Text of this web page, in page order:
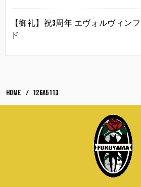
【御礼】祝3周年 エヴォルヴィン
ド
HOME 126A5113